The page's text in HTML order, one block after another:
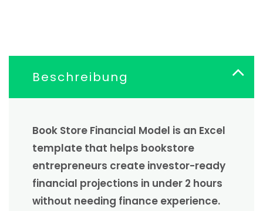
Beschreibung
Book Store Financial Model is an Excel
template that helps bookstore
entrepreneurs create investor-ready
financial projections in under 2 hours
without needing finance experience.